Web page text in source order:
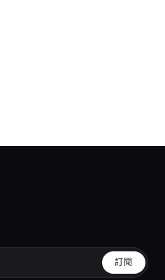
訂閱